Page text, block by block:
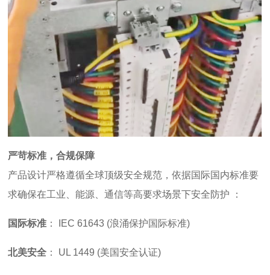
严苛标准 ，合规保障
产品设计严格遵循全球顶级安全规范，依据国际国内标准要
求确保在工业、能源、通信等高要求场景下安全防护 ：
国际标准 ： IEC 61643 (浪涌保护国际标准)
北美安全 ： UL 1449 (美国安全认证)